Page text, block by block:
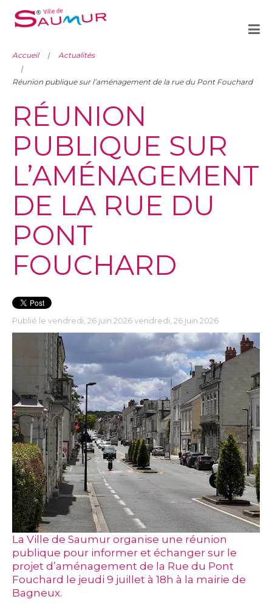
Accueil Actualités
Réunion publique sur l’aménagement de la rue du Pont Fouchard
RÉUNION
PUBLIQUE SUR
L’AMÉNAGEMENT
DE LA RUE DU
PONT
FOUCHARD
Publié le vendredi, 26 juin 2026 vendredi, 26 juin 2026
La Ville de Saumur organise une réunion
publique pour informer et échanger sur le
projet d’aménagement de la Rue du Pont
Fouchard le jeudi 9 juillet à 18h à la mairie de
Bagneux.